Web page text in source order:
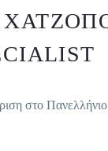
στο